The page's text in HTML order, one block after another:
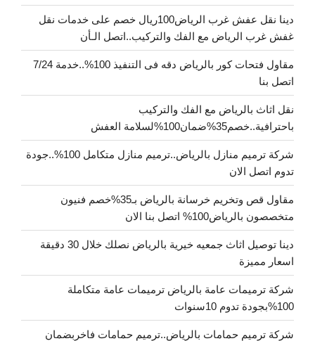
دينا نقل عفش غرب الرياض100ريال خصم على خدمات نقل
غفش غرب الرياض مع الفك والتركيب..اتصل الـأن
مقاول فتحات كور بالرياض دقه فى التنفيذ 100%..خدمة 7/24
اتصل بنا
نقل اثاث بالرياض مع الفك والتركيب
باحترافية..خصم35%ضمان100%لسلامة العفش
شركة ترميم منازل بالرياض..ترميم منازل متكامل 100%..جودة
تدوم اتصل الان
مقاول قص وتخريم خرسانة بالرياض بـ35%خصم فنيون
متخصصون بالرياض100% اتصل بنا الان
دينا توصيل اثاث جمعيه خيرية بالرياض نصلك خلال 30 دقيقة
اسعار مميزة
شركة ترميمات عامة بالرياض ترميمات عامة متكاملة
100%بجودة تدوم 10سنوات
شركة ترميم حمامات بالرياض..ترميم حمامات فاخربضمان